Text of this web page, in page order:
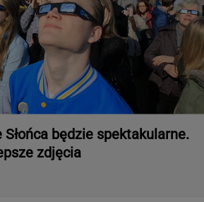
będzie spektakularne.
zdjęcia